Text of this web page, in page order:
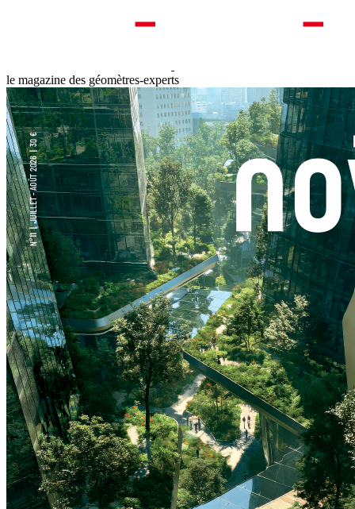
le magazine des géomètres-experts